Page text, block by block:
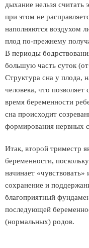
дыхание нельзя считать
при этом не
наполняются воздухом
плод по-прежнему
В периоды
большую часть суток
Структура сна у плода,
человека, что
время беременности
сна происходит
формирования нервных
Итак, второй триместр
беременности,
начинает
сохранение и
благоприятный
последующей
(нормальных) родов.